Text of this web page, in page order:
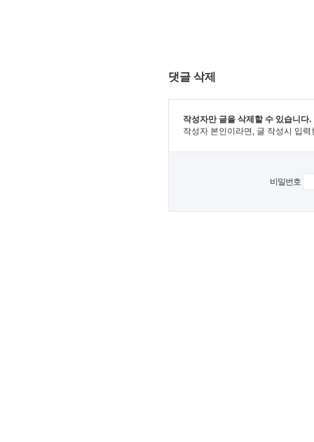
댓글 삭제
작성자만 글을 삭제할 수 있습니다.
작성자 본인이라면, 글 작성시 입
비밀번호